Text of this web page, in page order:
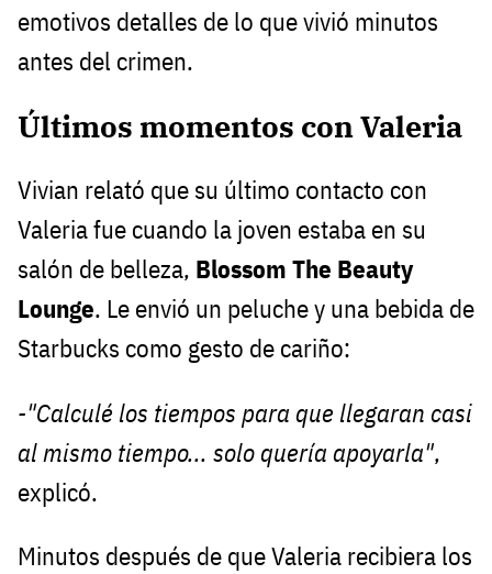
emotivos detalles de lo que vivió minutos
antes del crimen.
Últimos momentos con Valeria
Vivian relató que su último contacto con
Valeria fue cuando la joven estaba en su
salón de belleza, Blossom The Beauty
Lounge. Le envió un peluche y una bebida de
Starbucks como gesto de cariño:
-"Calculé los tiempos para que llegaran casi
al mismo tiempo... solo quería apoyarla",
explicó.
Minutos después de que Valeria recibiera los